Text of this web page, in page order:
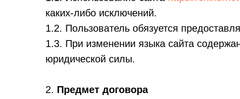
каких-либо исключений.
1.2. Пользователь обязуется
1.3. При изменении языка сайта
юридической силы.
2. Предмет договора